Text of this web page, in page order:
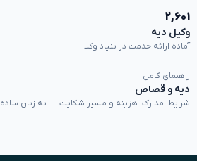
۲,۶۰۱
وکیل دیه
آماده ارائه خدمت در بنیاد وکلا
راهنمای کامل
دیه و قصاص
شرایط، مدارک، هزینه و مسیر شکایت — به زبان ساده